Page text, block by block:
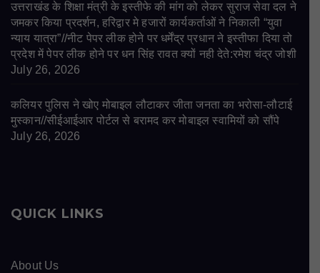
उत्तराखंड के शिक्षा मंत्री के इस्तीफे की मांग को लेकर सुराज सेवा दल ने
जमकर किया प्रदर्शन, हरिद्वार मे हजारों कार्यकर्ताओं ने निकाली “युवा
न्याय यात्रा”//नीट पेपर लीक होने पर धर्मेंद्र प्रधान ने इस्तीफा दिया तो
प्रदेश में पेपर लीक होने पर धन सिंह रावत क्यों नही देते:रमेश चंद्र जोशी
July 26, 2026
कलियर पुलिस ने खोए मोबाइल लौटाकर जीता जनता का भरोसा-लौटाई
मुस्कान//सीईआईआर पोर्टल से बरामद कर मोबाइल स्वामियों को सौंपे
July 26, 2026
QUICK LINKS
About Us